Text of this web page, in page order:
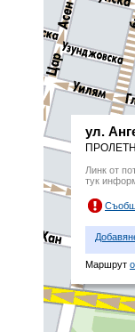
ул.
Линк от
тук
Маршрут